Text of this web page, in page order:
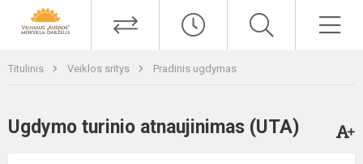
Titulinis Veiklos sritys Pradinis ugdymas
Ugdymo turinio atnaujinimas (UTA)